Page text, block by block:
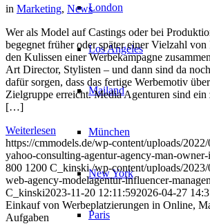
London
Los Angeles
Mailand
München
New York
Paris
in Marketing, News
Wer als Model auf Castings oder bei
begegnet früher oder später einer Vielzahl
den Kulissen einer Werbekampagne
Art Director, Stylisten – und dann sind da
dafür sorgen, dass das fertige Werbemotiv
Zielgruppe erreicht. Media Agenturen sind ein
[…]
Weiterlesen
https://cmmodels.de/wp-content/uploads/
yahoo-consulting-agentur-agency-man-
800 1200 C_kinski /wp-content/uploads/
web-agency-modelagentur-influencer-
C_kinski2023-11-20 12:11:592026-04-27
Einkauf von Werbeplatzierungen in Online,
Aufgaben